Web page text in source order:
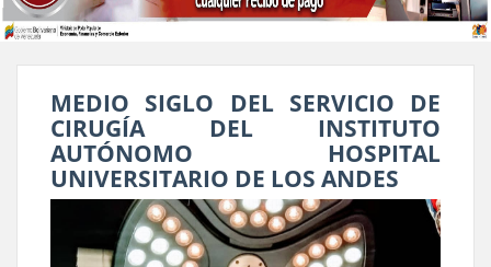
MEDIO SIGLO DEL SERVICIO DE
CIRUGÍA DEL INSTITUTO
AUTÓNOMO HOSPITAL
UNIVERSITARIO DE LOS ANDES